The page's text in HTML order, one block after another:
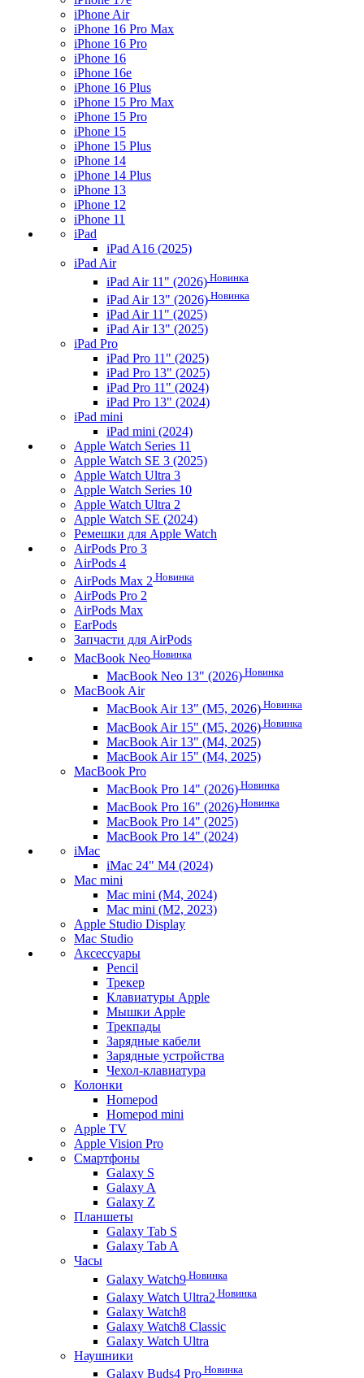
iPhone Air
iPhone 16 Pro Max
iPhone 16 Pro
iPhone 16
iPhone 16e
iPhone 16 Plus
iPhone 15 Pro Max
iPhone 15 Pro
iPhone 15
iPhone 15 Plus
iPhone 14
iPhone 14 Plus
iPhone 13
iPhone 12
iPhone 11
iPad
iPad A16 (2025)
iPad Air
iPad Air 11" (2026) Новинка
iPad Air 13" (2026) Новинка
iPad Air 11" (2025)
iPad Air 13" (2025)
iPad Pro
iPad Pro 11" (2025)
iPad Pro 13" (2025)
iPad Pro 11" (2024)
iPad Pro 13" (2024)
iPad mini
iPad mini (2024)
Apple Watch Series 11
Apple Watch SE 3 (2025)
Apple Watch Ultra 3
Apple Watch Series 10
Apple Watch Ultra 2
Apple Watch SE (2024)
Ремешки для Apple Watch
AirPods Pro 3
AirPods 4
AirPods Max 2 Новинка
AirPods Pro 2
AirPods Max
EarPods
Запчасти для AirPods
MacBook Neo Новинка
MacBook Neo 13" (2026) Новинка
MacBook Air
MacBook Air 13" (M5, 2026) Новинка
MacBook Air 15" (M5, 2026) Новинка
MacBook Air 13" (M4, 2025)
MacBook Air 15" (M4, 2025)
MacBook Pro
MacBook Pro 14" (2026) Новинка
MacBook Pro 16" (2026) Новинка
MacBook Pro 14" (2025)
MacBook Pro 14" (2024)
iMac
iMac 24" M4 (2024)
Mac mini
Mac mini (M4, 2024)
Mac mini (M2, 2023)
Apple Studio Display
Mac Studio
Аксессуары
Pencil
Трекер
Клавиатуры Apple
Мышки Apple
Трекпады
Зарядные кабели
Зарядные устройства
Чехол-клавиатура
Колонки
Homepod
Homepod mini
Apple TV
Apple Vision Pro
Смартфоны
Galaxy S
Galaxy A
Galaxy Z
Планшеты
Galaxy Tab S
Galaxy Tab A
Часы
Galaxy Watch9 Новинка
Galaxy Watch Ultra2 Новинка
Galaxy Watch8
Galaxy Watch8 Classic
Galaxy Watch Ultra
Наушники
Galaxy Buds4 Pro Новинка